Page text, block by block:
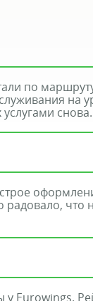
по
на
снова.
радовало, что
у Eurowings.